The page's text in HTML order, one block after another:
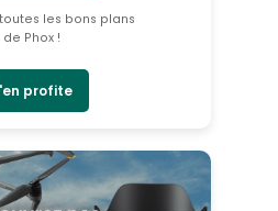
les bons plans
de Phox !
profite